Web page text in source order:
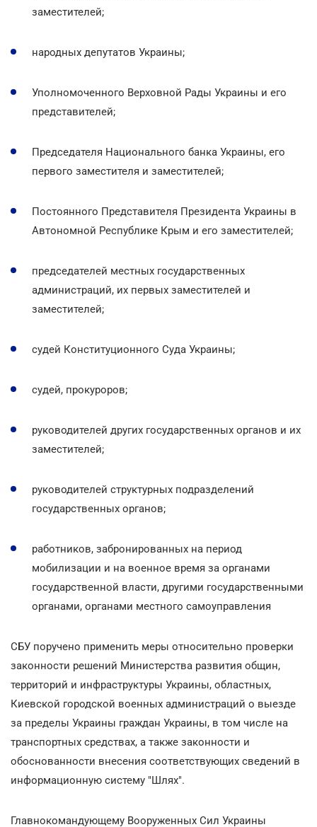
заместителей;
народных депутатов Украины;
Уполномоченного Верховной Рады Украины и его
представителей;
Председателя Национального банка Украины, его
первого заместителя и заместителей;
Постоянного Представителя Президента Украины в
Автономной Республике Крым и его заместителей;
председателей местных государственных
администраций, их первых заместителей и
заместителей;
судей Конституционного Суда Украины;
судей, прокуроров;
руководителей других государственных органов и их
заместителей;
руководителей структурных подразделений
государственных органов;
работников, забронированных на период
мобилизации и на военное время за органами
государственной власти, другими государственными
органами, органами местного самоуправления
СБУ поручено применить меры относительно проверки
законности решений Министерства развития общин,
территорий и инфраструктуры Украины, областных,
Киевской городской военных администраций о выезде
за пределы Украины граждан Украины, в том числе на
транспортных средствах, а также законности и
обоснованности внесения соответствующих сведений в
информационную систему "Шлях".
Главнокомандующему Вооруженных Сил Украины